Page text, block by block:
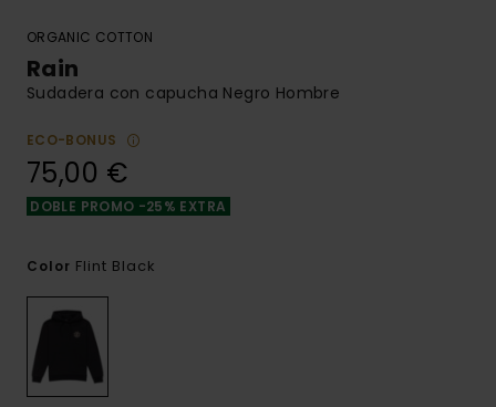
ORGANIC COTTON
Rain
Sudadera con capucha Negro Hombre
ECO-BONUS
75,00 €
DOBLE PROMO -25% EXTRA
Color Flint Black